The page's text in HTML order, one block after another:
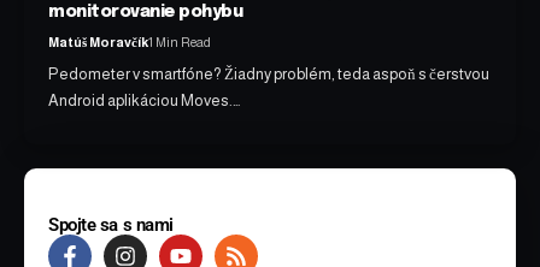
monitorovanie pohybu
Matúš Moravčík1 Min Read
Pedometer v smartfóne? Žiadny problém, teda aspoň s čerstvou
Android aplikáciou Moves.…
Spojte sa s nami